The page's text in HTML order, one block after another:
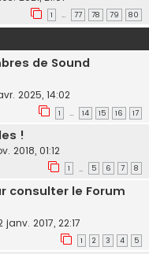
1 … 77 78 79 80
de Sound
2025, 14:02
1 … 14 15 16 17
!
2018, 01:12
1 … 5 6 7 8
consulter le Forum
janv. 2017, 22:17
1 2 3 4 5